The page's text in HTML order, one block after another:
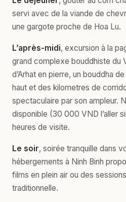
servi avec de la viande de
une gargote proche de Hoa Lu.
L’après-midi, excursion à la
grand complexe bouddhiste du
d’Arhat en pierre, un bouddha
haut et des kilometres de
spectaculaire par son ampleur.
disponible (30 000 VND l’aller
heures de visite.
Le soir, soirée tranquille dans
hébergements à Ninh Binh
films en plein air ou des
traditionnelle.